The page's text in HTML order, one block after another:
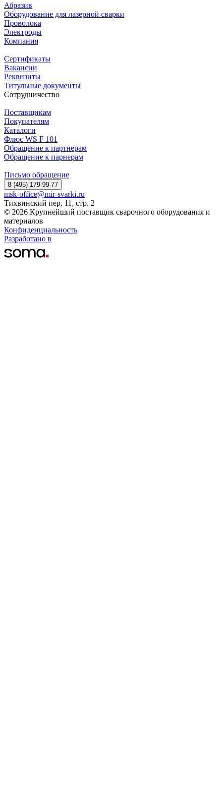
Абразив
Оборудование для лазерной сварки
Проволока
Электроды
Компания
Сертификаты
Вакансии
Реквизиты
Титульные документы
Сотрудничество
Поставщикам
Покупателям
Каталоги
Флюс WS F 101
Обращение к партнерам
Обращение к парнерам
Письмо обращение
8 (495) 179-99-77
msk-office@mir-svarki.ru
Тихвинский пер, 11, стр. 2
© 2026 Крупнейший поставщик сварочного оборудования и
материалов
Конфиденциальность
Разработано в